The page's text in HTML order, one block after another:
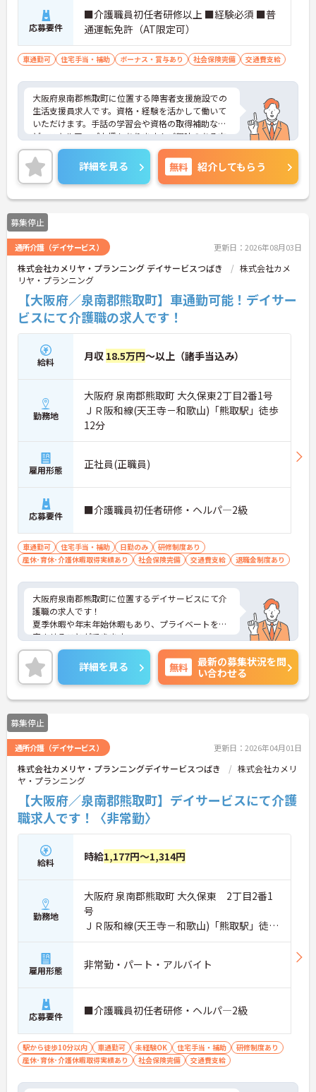
応募要件
■介護職員初任者研修以上 ■経験必須 ■普
通運転免許（AT限定可）
車通勤可 住宅手当・補助 ボーナス・賞与あり 社会保険完備 交通費支給
大阪府泉南郡熊取町に位置する障害者支援施設での
生活支援員求人です。資格・経験を活かして働いて
いただけます。手話の学習会や資格の取得補助な
ど、スキルアップ支援もあります！ご興味のある方
には、面接対策ポイント等、さらに詳細をお話しし
ますのでお気軽にご相談ください！
詳細を見る 無料 紹介してもらう
募集停止
通所介護（デイサービス） 更新日：2026年08月03日
株式会社カメリヤ・プランニング デイサービスつばき
株式会社カメ
リヤ・プランニング
【大阪府／泉南郡熊取町】車通勤可能！デイサー
ビスにて介護職の求人です！
給料 月収 18.5万円～以上（諸手当込み）
勤務地
大阪府 泉南郡熊取町 大久保東2丁目2番1号
ＪＲ阪和線(天王寺－和歌山)「熊取駅」徒歩
12分
雇用形態 正社員(正職員)
応募要件 ■介護職員初任者研修・ヘルパ―2級
車通勤可 住宅手当・補助 日勤のみ
研修制度あり
産休･育休･介護休暇取得実績あり
社会保険完備 交通費支給 退職金制度あり
大阪府泉南郡熊取町に位置するデイサービスにて介
護職の求人です！
夏季休暇や年末年始休暇もあり、プライベートを充
実させることができます。
ご興味のある方には、面接対策ポイントなど、さら
に詳細をお話しいたしますので、お気軽にご相談く
ださい。
詳細を見る 無料
最新の募集状況を問
い合わせる
募集停止
通所介護（デイサービス） 更新日：2026年04月01日
株式会社カメリヤ・プランニングデイサービスつばき
株式会社カメリ
ヤ・プランニング
【大阪府／泉南郡熊取町】デイサービスにて介護
職求人です！〈非常勤〉
給料 時給1,177円～1,314円
勤務地
大阪府 泉南郡熊取町 大久保東 2丁目2番1
号
ＪＲ阪和線(天王寺－和歌山)「熊取駅」徒歩
7分
雇用形態 非常勤・パート・アルバイト
応募要件 ■介護職員初任者研修・ヘルパ―2級
駅から徒歩10分以内 車通勤可 未経験OK 住宅手当・補助
研修制度あり
産休･育休･介護休暇取得実績あり
社会保険完備 交通費支給